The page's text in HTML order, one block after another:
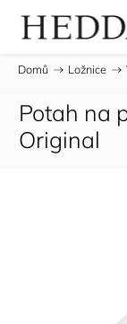
Domů / Ložnice /
Potah na
Original